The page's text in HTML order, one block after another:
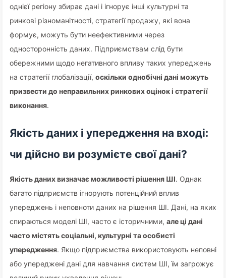
однієї регіону збирає дані і ігнорує інші культурні та
ринкові різноманітності, стратегії продажу, які вона
формує, можуть бути неефективними через
односторонність даних. Підприємствам слід бути
обережними щодо негативного впливу таких упереджень
на стратегії глобалізації, оскільки однобічні дані можуть
призвести до неправильних ринкових оцінок і стратегії
виконання.
Якість даних і упередження на вході:
чи дійсно ви розумієте свої дані?
Якість даних визначає можливості рішення ШІ. Однак
багато підприємств ігнорують потенційний вплив
упереджень і неповноти даних на рішення ШІ. Дані, на яких
спираються моделі ШІ, часто є історичними, але ці дані
часто містять соціальні, культурні та особисті
упередження. Якщо підприємства використовують неповні
або упереджені дані для навчання систем ШІ, їм загрожує